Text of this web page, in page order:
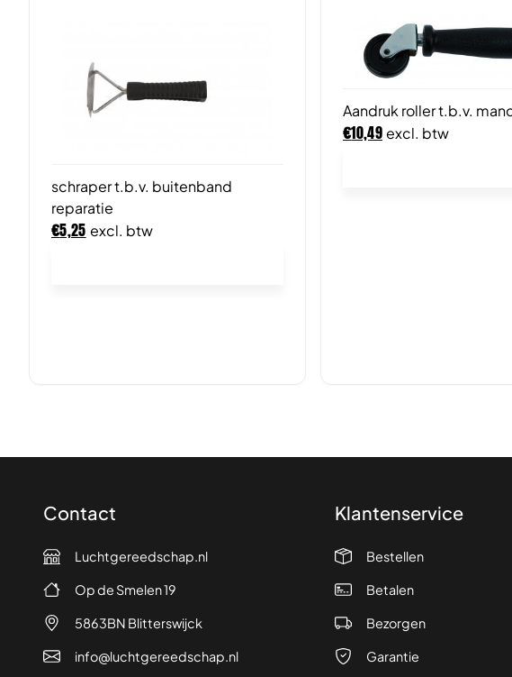
schraper t.b.v. buitenband
reparatie
€5,25 excl. btw
Aandruk roller t.b.v.
€10,49 excl. btw
Contact
Luchtgereedschap.nl
Op de Smelen 19
5863BN Blitterswijck
info@luchtgereedschap.nl
Klantenservice
Bestellen
Betalen
Bezorgen
Garantie